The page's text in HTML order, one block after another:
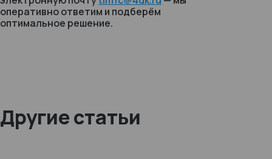
оперативно ответим и подберём
оптимальное решение.
Другие статьи